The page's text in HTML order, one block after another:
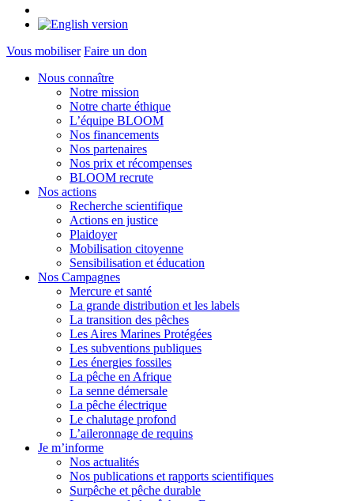
Vous mobiliser Faire un don
Nous connaître
Notre mission
Notre charte éthique
L’équipe BLOOM
Nos financements
Nos partenaires
Nos prix et récompenses
BLOOM recrute
Nos actions
Recherche scientifique
Actions en justice
Plaidoyer
Mobilisation citoyenne
Sensibilisation et éducation
Nos Campagnes
Mercure et santé
La grande distribution et les labels
La transition des pêches
Les Aires Marines Protégées
Les subventions publiques
Les énergies fossiles
La pêche en Afrique
La senne démersale
La pêche électrique
Le chalutage profond
L’aileronnage de requins
Je m’informe
Nos actualités
Nos publications et rapports scientifiques
Surpêche et pêche durable